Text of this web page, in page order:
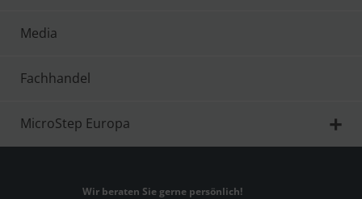
Media
Fachhandel
MicroStep Europa
Wir beraten Sie gerne persönlich!